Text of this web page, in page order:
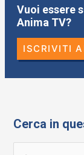
Vuoi essere
Anima TV?
ISCRIVITI
Cerca in